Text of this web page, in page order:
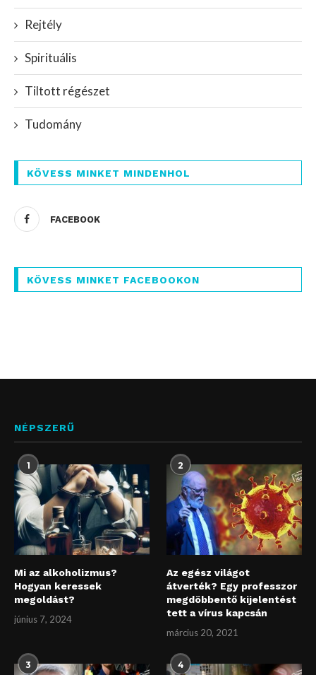
Rejtély
Spirituális
Tiltott régészet
Tudomány
KÖVESS MINKET MINDENHOL
FACEBOOK
KÖVESS MINKET FACEBOOKON
NÉPSZERŰ
1
Mi az alkoholizmus?
Hogyan keressek
megoldást?
június 7, 2024
2
Az egész világot
átverték? Egy professzor
megdöbbentő kijelentést
tett a vírus kapcsán
március 20, 2021
3 4